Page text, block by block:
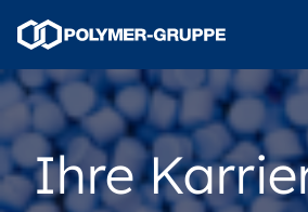
Ihre